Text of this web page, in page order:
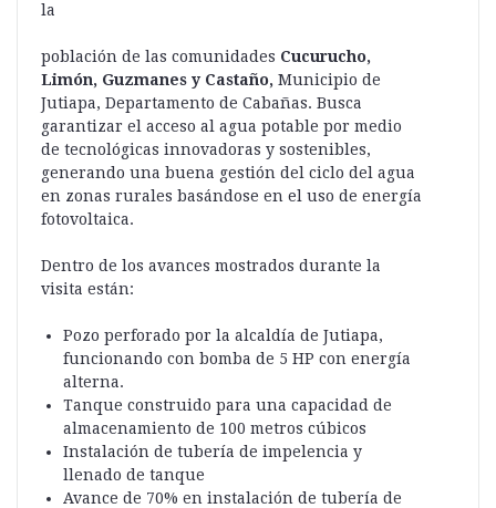
la
población de las comunidades Cucurucho,
Limón, Guzmanes y Castaño, Municipio de
Jutiapa, Departamento de Cabañas. Busca
garantizar el acceso al agua potable por medio
de tecnológicas innovadoras y sostenibles,
generando una buena gestión del ciclo del agua
en zonas rurales basándose en el uso de energía
fotovoltaica.
Dentro de los avances mostrados durante la
visita están:
Pozo perforado por la alcaldía de Jutiapa,
funcionando con bomba de 5 HP con energía
alterna.
Tanque construido para una capacidad de
almacenamiento de 100 metros cúbicos
Instalación de tubería de impelencia y
llenado de tanque
Avance de 70% en instalación de tubería de